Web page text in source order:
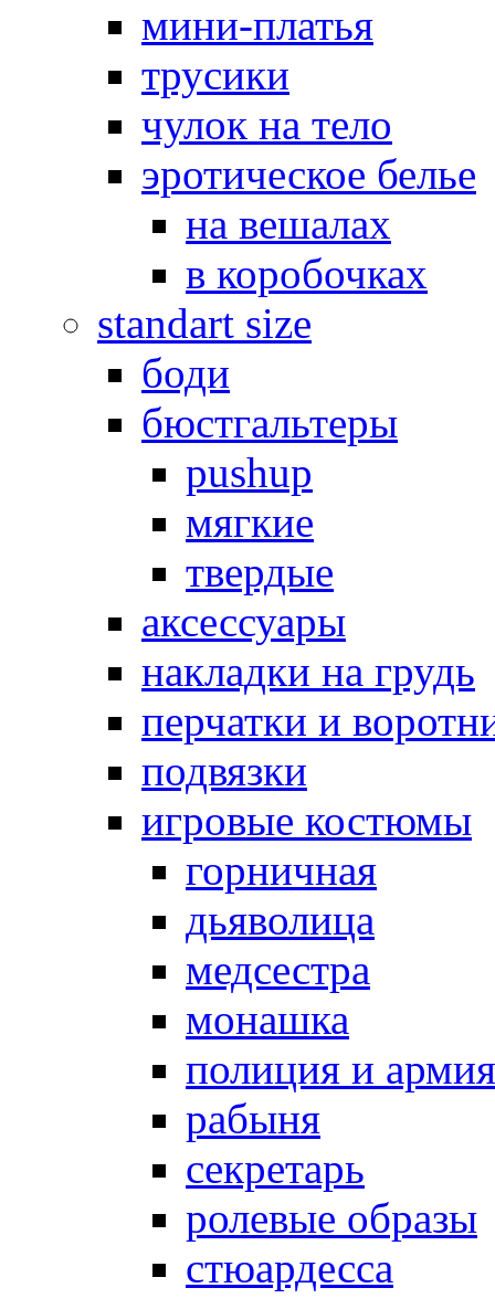
мини-платья
трусики
чулок на тело
эротическое белье
на вешалах
в коробочках
standart size
боди
бюстгальтеры
pushup
мягкие
твердые
аксессуары
накладки на грудь
перчатки и
подвязки
игровые костюмы
горничная
дьяволица
медсестра
монашка
полиция и армия
рабыня
секретарь
ролевые образы
стюардесса